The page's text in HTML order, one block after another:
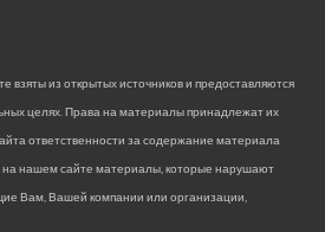
взяты из открытых источников и предоставляются
целях. Права на материалы принадлежат их
ответственности за содержание материала
нашем сайте материалы, которые нарушают
Вам, Вашей компании или организации,